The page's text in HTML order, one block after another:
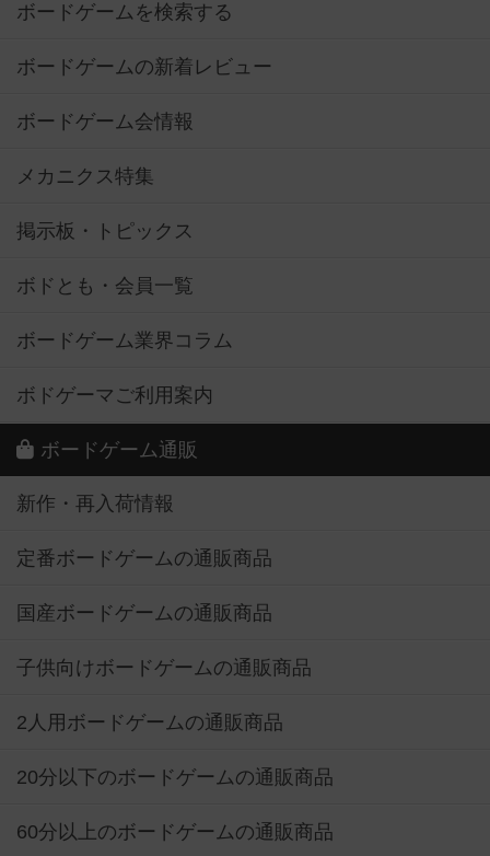
ボードゲームを検索する
ボードゲームの新着レビュー
ボードゲーム会情報
メカニクス特集
掲示板・トピックス
ボドとも・会員一覧
ボードゲーム業界コラム
ボドゲーマご利用案内
ボードゲーム通販
新作・再入荷情報
定番ボードゲームの通販商品
国産ボードゲームの通販商品
子供向けボードゲームの通販商品
2人用ボードゲームの通販商品
20分以下のボードゲームの通販商品
60分以上のボードゲームの通販商品